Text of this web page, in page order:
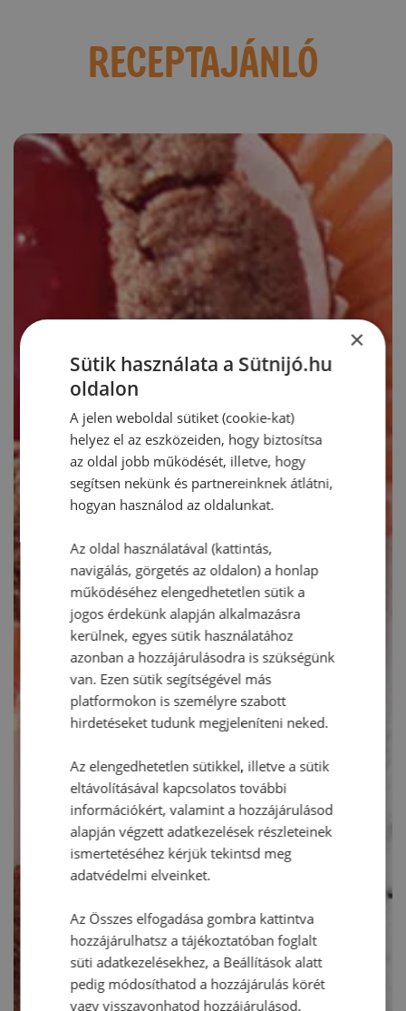
RECEPTAJÁNLÓ
×
Sütik használata a Sütnijó.hu
oldalon
A jelen weboldal sütiket (cookie-kat)
helyez el az eszközeiden, hogy biztosítsa
az oldal jobb működését, illetve, hogy
segítsen nekünk és partnereinknek átlátni,
hogyan használod az oldalunkat.
Az oldal használatával (kattintás,
navigálás, görgetés az oldalon) a honlap
működéséhez elengedhetetlen sütik a
jogos érdekünk alapján alkalmazásra
kerülnek, egyes sütik használatához
azonban a hozzájárulásodra is szükségünk
van. Ezen sütik segítségével más
platformokon is személyre szabott
hirdetéseket tudunk megjeleníteni neked.
Az elengedhetetlen sütikkel, illetve a sütik
eltávolításával kapcsolatos további
információkért, valamint a hozzájárulásod
alapján végzett adatkezelések részleteinek
ismertetéséhez kérjük tekintsd meg
adatvédelmi elveinket.
Az Összes elfogadása gombra kattintva
hozzájárulhatsz a tájékoztatóban foglalt
süti adatkezelésekhez, a Beállítások alatt
pedig módosíthatod a hozzájárulás körét
vagy visszavonhatod hozzájárulásod.